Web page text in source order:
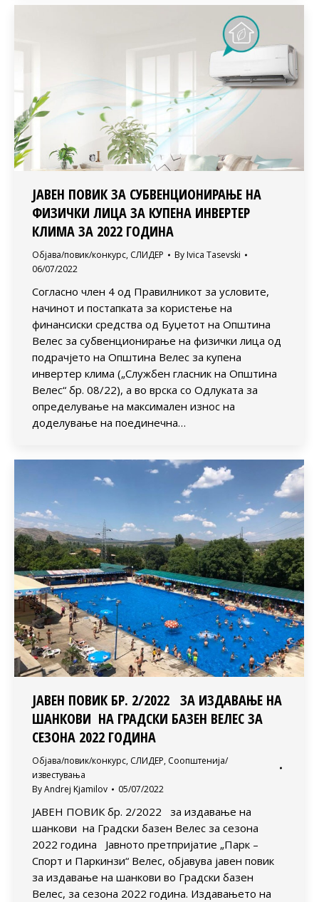
ЈАВЕН ПОВИК ЗА СУБВЕНЦИОНИРАЊЕ НА
ФИЗИЧКИ ЛИЦА ЗА КУПЕНA ИНВЕРТЕР
КЛИМА ЗА 2022 ГОДИНА
Објава/повик/конкурс, СЛИДЕР By Ivica Tasevski
06/07/2022
Согласно член 4 од Правилникот за условите,
начинот и постапката за користење на
финансиски средства од Буџетот на Општина
Велес за субвенционирање на физички лица од
подрачјето на Општина Велес за купена
инвертер клима („Службен гласник на Општина
Велес“ бр. 08/22), а во врска со Одлуката за
определување на максимален износ на
доделување на поединечна…
ЈАВЕН ПОВИК БР. 2/2022 ЗА ИЗДАВАЊЕ НА
ШАНКОВИ НА ГРАДСКИ БАЗЕН ВЕЛЕС ЗА
СЕЗОНА 2022 ГОДИНА
Објава/повик/конкурс, СЛИДЕР, Соопштенија/
известувања
ByAndrej Kjamilov 05/07/2022
ЈАВЕН ПОВИК бр. 2/2022 за издавање на
шанкови на Градски базен Велес за сезона
2022 година Јавното претпријатие „Парк –
Спорт и Паркинзи“ Велес, објавува јавен повик
за издавање на шанкови во Градски базен
Велес, за сезона 2022 година. Издавањето на